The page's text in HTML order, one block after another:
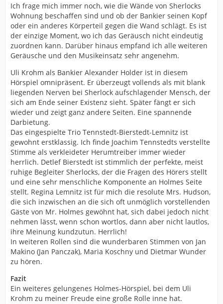
Ich frage mich immer noch, wie die Wände von Sherlocks
Wohnung beschaffen sind und ob der Bankier seinen Kopf
oder ein anderes Körperteil gegen die Wand schlägt. Es ist
der einzige Moment, wo ich das Geräusch nicht eindeutig
zuordnen kann. Darüber hinaus empfand ich alle weiteren
Geräusche und den Musikeinsatz sehr angenehm.
Uli Krohm als Bankier Alexander Holder ist in diesem
Hörspiel omnipräsent. Er überzeugt vollends als mit blank
liegenden Nerven bei Sherlock aufschlagender Mensch, der
sich am Ende seiner Existenz sieht. Später fängt er sich
wieder und zeigt ganz andere Seiten. Eine spannende
Darbietung.
Das eingespielte Trio Tennstedt-Bierstedt-Lemnitz ist
gewohnt erstklassig. Ich finde Joachim Tennstedts verstellte
Stimme als verkleideter Herumtreiber immer wieder
herrlich. Detlef Bierstedt ist stimmlich der perfekte, meist
ruhige Begleiter Sherlocks, der die Fragen des Hörers stellt
und eine sehr menschliche Komponente an Holmes Seite
stellt. Regina Lemnitz ist für mich die resolute Mrs. Hudson,
die sich inzwischen an die sich oft unmöglich vorstellenden
Gäste von Mr. Holmes gewöhnt hat, sich dabei jedoch nicht
nehmen lässt, wenn schon wortlos, dann aber nicht lautlos,
ihre Meinung kundzutun. Herrlich!
In weiteren Rollen sind die wunderbaren Stimmen von Jan
Makino (Jan Panczak), Maria Koschny und Dietmar Wunder
zu hören.
Fazit
Ein weiteres gelungenes Holmes-Hörspiel, bei dem Uli
Krohm zu meiner Freude eine große Rolle inne hat.